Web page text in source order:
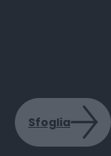
Sfoglia